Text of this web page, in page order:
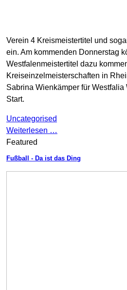
Verein 4 Kreismeistertitel und
ein. Am kommenden Donnerstag
Westfalenmeistertitel dazu
Kreiseinzelmeisterschaften in
Sabrina Wienkämper für
Start.
Uncategorised
Weiterlesen …
Featured
Fußball - Da ist das Ding